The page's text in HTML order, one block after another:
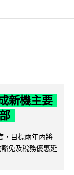
新機主要
，目標兩年內將
免及稅務優惠延